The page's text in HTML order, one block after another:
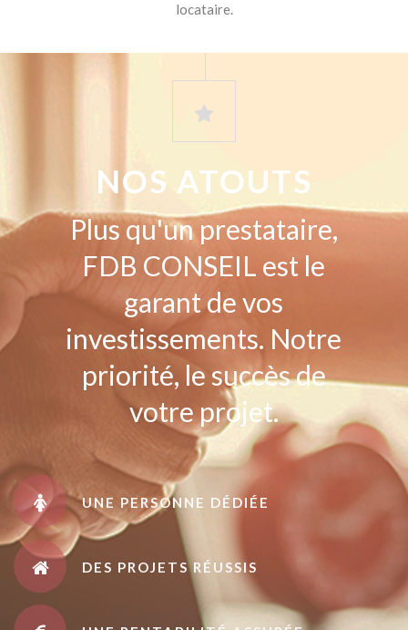
locataire.
NOS ATOUTS
Plus qu'un prestataire,
FDB CONSEIL est le
garant de vos
investissements. Notre
priorité, le succès de
votre projet.
UNE PERSONNE DÉDIÉE
DES PROJETS RÉUSSIS